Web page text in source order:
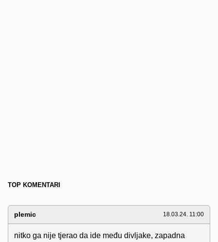
TOP KOMENTARI
plemic 18.03.24. 11:00
nitko ga nije tjerao da ide među divljake, zapadna